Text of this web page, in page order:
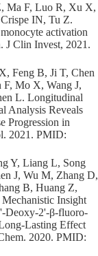
Ma F, Luo R, Xu X,
IN, Tu Z.
activation
J Clin Invest, 2021.
Feng B, Ji T, Chen
Mo X, Wang J,
L. Longitudinal
Analysis Reveals
Progression in
2021. PMID:
Y, Liang L, Song
J, Wu M, Zhang D,
B, Huang Z,
Insight
Deoxy-2'-β-fluoro-
Lasting Effect
2020. PMID: